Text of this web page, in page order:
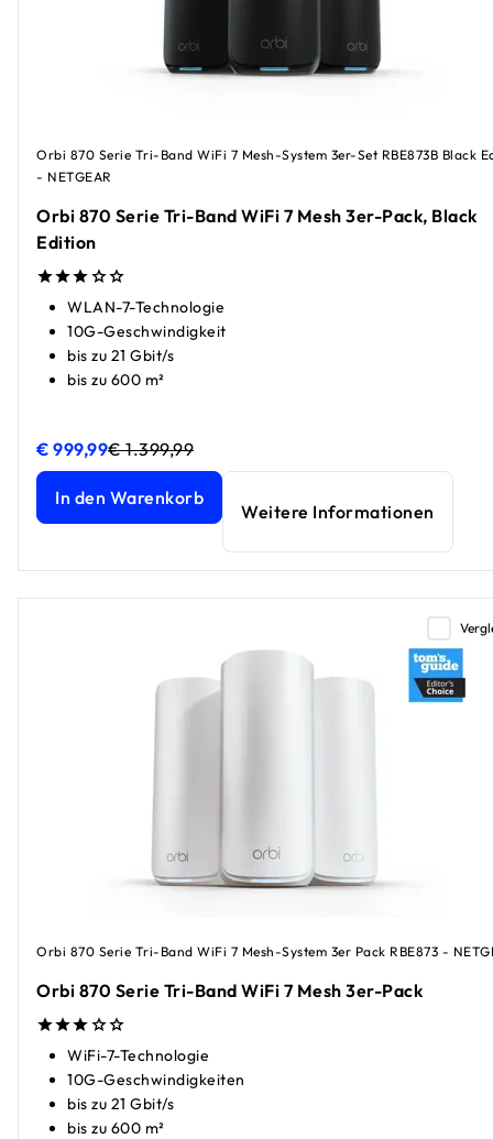
Orbi 870 Serie Tri-Band WiFi 7 Mesh-System 3er-Set RBE873B Black
- NETGEAR
Orbi 870 Serie Tri-Band WiFi 7 Mesh 3er-Pack, Black
Edition
WLAN-7-Technologie
10G-Geschwindigkeit
bis zu 21 Gbit/s
bis zu 600 m²
€ 999,99
Orbi 870 Serie Tri-Band WiFi 7 Mesh 3er-Pack, Black
€ 1.399,99
Orbi 870 Serie Tri-Band WiFi 7 Mesh 3er-Pack, Black
In den Warenkorb
Weitere Informationen
Orbi 870 Serie Tri-Band WiFi 7 Mesh-System 3er Pack RBE873 -
Orbi 870 Serie Tri-Band WiFi 7 Mesh 3er-Pack
WiFi-7-Technologie
10G-Geschwindigkeiten
bis zu 21 Gbit/s
bis zu 600 m²